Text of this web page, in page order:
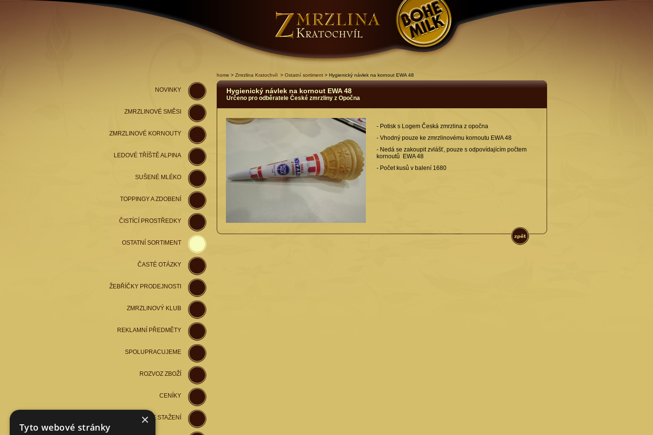
home > Zmrzlina Kratochvíl> Ostatní sortiment> Hygienický návlek na kornout EWA 48
Hygienický návlek na kornout EWA 48
Určeno pro odběratele České zmrzliny z Opočna
- Potisk s Logem Česká zmrzlina z opočna
- Vhodný pouze ke zmrzlinovému kornoutu EWA 48
- Nedá se zakoupit zvlášť, pouze s odpovídajícím počtem
kornoutů EWA 48
- Počet kusů v balení 1680
NOVINKY
ZMRZLINOVÉ SMĚSI
ZMRZLINOVÉ KORNOUTY
LEDOVÉ TŘÍŠTĚ ALPINA
SUŠENÉ MLÉKO
TOPPINGY A ZDOBENÍ
ČISTÍCÍ PROSTŘEDKY
OSTATNÍ SORTIMENT
ČASTÉ OTÁZKY
ŽEBŘÍČKY PRODEJNOSTI
ZMRZLINOVÝ KLUB
REKLAMNÍ PŘEDMĚTY
SPOLUPRACUJEME
ROZVOZ ZBOŽÍ
CENÍKY
SOUBORY KE STAŽENÍ
×
Tyto webové stránky